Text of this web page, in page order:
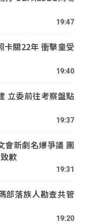
19:47
卡關22年 衝擊童受
19:40
立委前往考察盤點
19:37
會新劇名爆爭議 團
歉
19:31
部落族人勘查共管
19:20